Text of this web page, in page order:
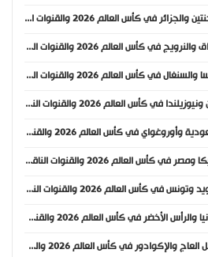
موعد مباراة الأرجنتين والجزائر في كأس العالم 2026 والقنوات الناقلة
موعد مباراة العراق والنرويج في كأس العالم 2026 والقنوات الناقلة
موعد مباراة فرنسا والسنغال في كأس العالم 2026 والقنوات الناقلة
موعد مباراة إيران ونيوزيلندا في كأس العالم 2026 والقنوات الناقلة
موعد مباراة السعودية وأوروغواي في كأس العالم 2026 والقنوات الناقلة
موعد مباراة بلجيكا ومصر في كأس العالم 2026 والقنوات الناقلة
موعد مباراة السويد وتونس في كأس العالم 2026 والقنوات الناقلة
موعد مباراة إسبانيا والرأس الأخضر في كأس العالم 2026 والقنوات الناقلة
موعد مباراة ساحل العاج والإكوادور في كأس العالم 2026 والقنوات الناقلة